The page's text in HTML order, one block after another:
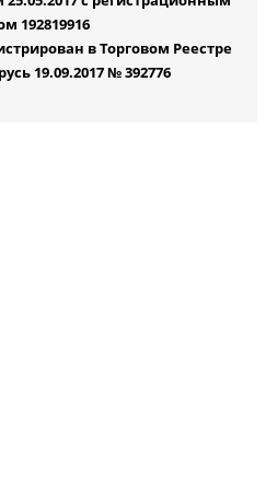
192819916
в Торговом Реестре
19.09.2017 № 392776